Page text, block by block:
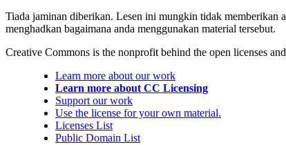
Tiada jaminan diberikan. Lesen ini mungkin tidak memberikan
menghadkan bagaimana anda menggunakan material tersebut.
Creative Commons is the nonprofit behind the open licenses
Learn more about our work
Learn more about CC Licensing
Support our work
Use the license for your own material.
Licenses List
Public Domain List